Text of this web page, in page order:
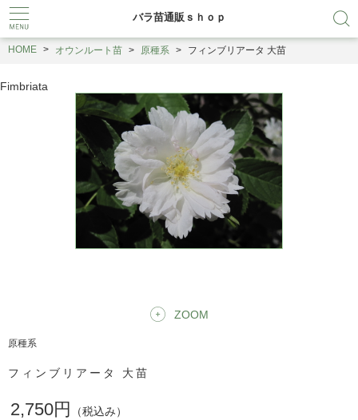
バラ苗通販ｓｈｏｐ
HOME オウンルート苗 原種系 フィンブリアータ 大苗
Fimbriata
ZOOM
原種系
フィンブリアータ 大苗
2,750円
（税込み）